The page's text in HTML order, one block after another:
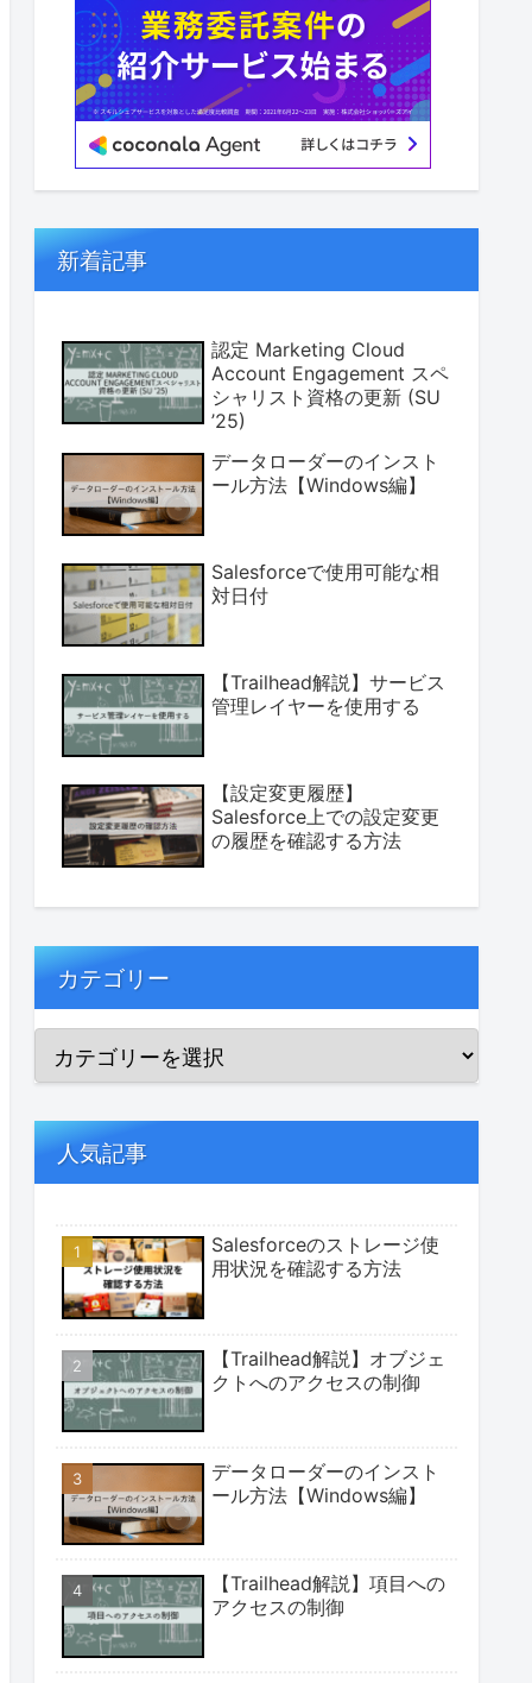
新着記事
認定 Marketing Cloud
Account Engagement スペ
シャリスト資格の更新 (SU
’25)
データローダーのインスト
ール方法【Windows編】
Salesforceで使用可能な相
対日付
【Trailhead解説】サービス
管理レイヤーを使用する
【設定変更履歴】
Salesforce上での設定変更
の履歴を確認する方法
カテゴリー
人気記事
Salesforceのストレージ使
用状況を確認する方法
【Trailhead解説】オブジェ
クトへのアクセスの制御
データローダーのインスト
ール方法【Windows編】
【Trailhead解説】項目への
アクセスの制御